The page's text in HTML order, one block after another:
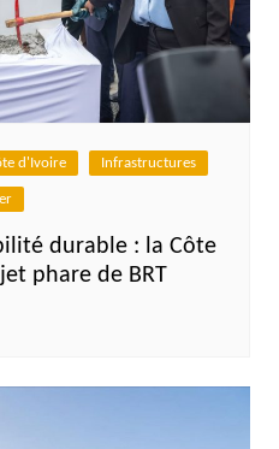
d'Ivoire Infrastructures
durable : la Côte
phare de BRT